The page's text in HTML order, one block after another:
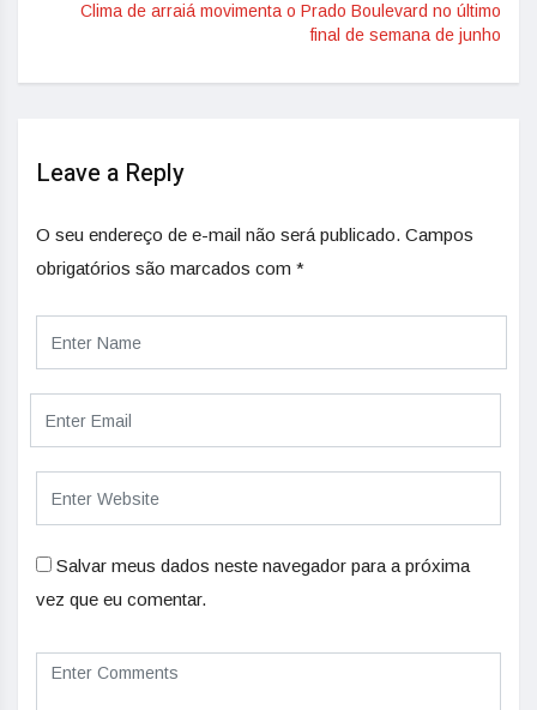
Clima de arraiá movimenta o Prado Boulevard no último
final de semana de junho
Leave a Reply
O seu endereço de e-mail não será publicado. Campos
obrigatórios são marcados com *
Salvar meus dados neste navegador para a próxima
vez que eu comentar.